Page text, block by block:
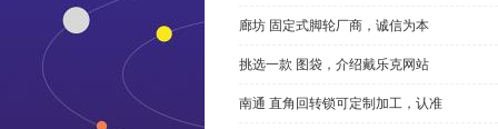
廊坊 固定式脚轮厂商，诚信为本
挑选一款 图袋，介绍戴乐克网站
南通 直角回转锁可定制加工，认准